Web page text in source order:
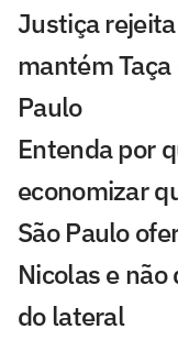
Justiça
mantém
Paulo
Entenda por
economizar
São Paulo
Nicolas e
do lateral